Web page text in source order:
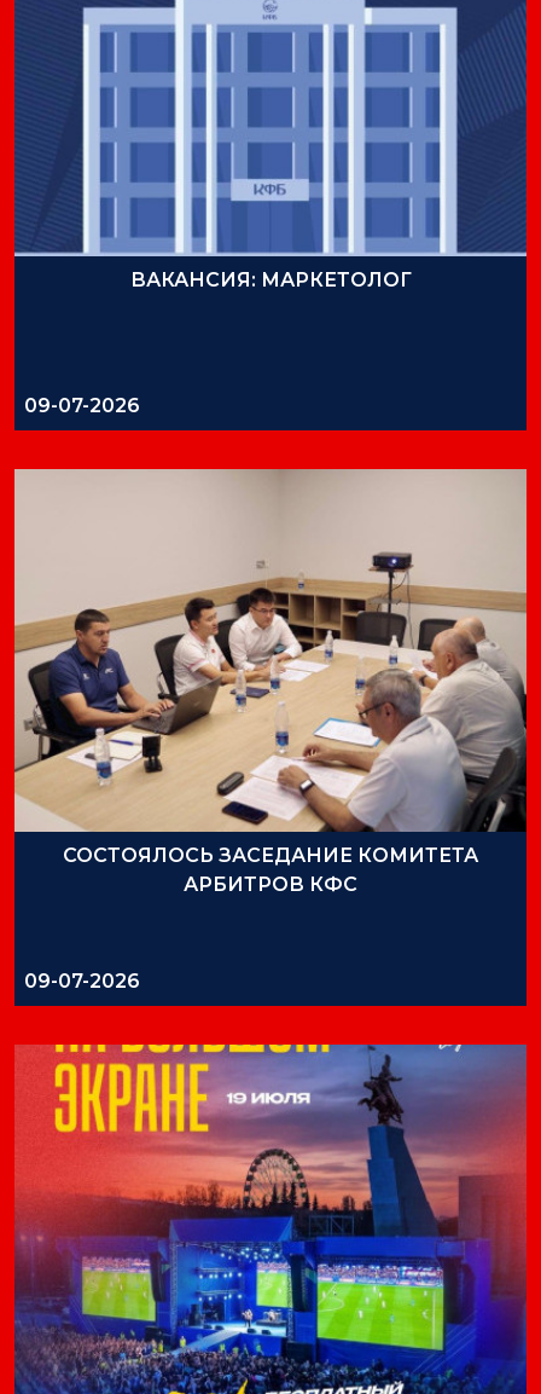
ВАКАНСИЯ: МАРКЕТОЛОГ
09-07-2026
СОСТОЯЛОСЬ ЗАСЕДАНИЕ КОМИТЕТА
АРБИТРОВ КФС
09-07-2026